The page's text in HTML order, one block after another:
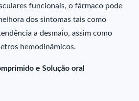
funcionais, o fármaco pode
dos sintomas tais como
a desmaio, assim como
hemodinâmicos.
e Solução oral